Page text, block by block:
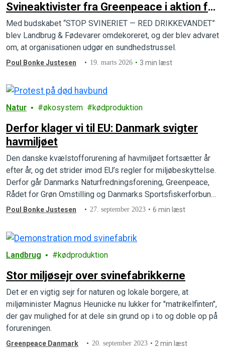
Svineaktivister fra Greenpeace i aktion for
det danske drikkevand
Med budskabet “STOP SVINERIET — RED DRIKKEVANDET”
blev Landbrug & Fødevarer omdekoreret, og der blev advaret
om, at organisationen udgør en sundhedstrussel.
Poul Bonke Justesen 19. marts 2026 3 min læst
Natur økosystem kødproduktion
Derfor klager vi til EU: Danmark svigter
havmiljøet
Den danske kvælstofforurening af havmiljøet fortsætter år
efter år, og det strider imod EU’s regler for miljøbeskyttelse.
Derfor går Danmarks Naturfredningsforening, Greenpeace,
Rådet for Grøn Omstilling og Danmarks Sportsfiskerforbund
nu til EU.
Poul Bonke Justesen 27. september 2023 6 min læst
Landbrug kødproduktion
Stor miljøsejr over svinefabrikkerne
Det er en vigtig sejr for naturen og lokale borgere, at
miljøminister Magnus Heunicke nu lukker for "matrikelfinten",
der gav mulighed for at dele sin grund op i to og doble op på
forureningen.
Greenpeace Danmark 20. september 2023 2 min læst